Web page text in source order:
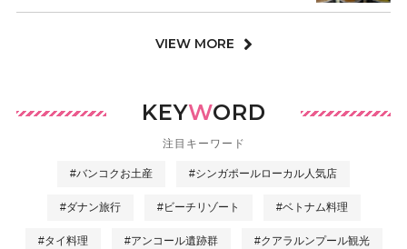
VIEW MORE
KEYWORD
注目キーワード
#バンコクお土産 #シンガポールローカル人気店
#ダナン旅行 #ビーチリゾート #ベトナム料理
#タイ料理 #アンコール遺跡群 #クアラルンプール観光